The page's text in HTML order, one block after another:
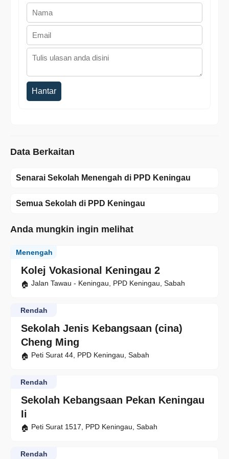
Hantar
Data Berkaitan
Senarai Sekolah Menengah di PPD Keningau
Semua Sekolah di PPD Keningau
Anda mungkin ingin melihat
Kolej Vokasional Keningau 2
Menengah
Jalan Tawau - Keningau, PPD Keningau, Sabah
Sekolah Jenis Kebangsaan (cina)
Cheng Ming
Rendah
Peti Surat 44, PPD Keningau, Sabah
Sekolah Kebangsaan Pekan Keningau
Ii
Rendah
Peti Surat 1517, PPD Keningau, Sabah
Rendah